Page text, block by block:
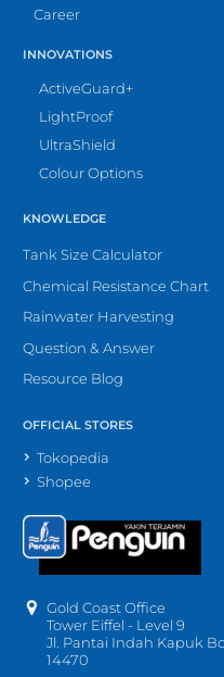
Career
INNOVATIONS
ActiveGuard+
LightProof
UltraShield
Colour Options
KNOWLEDGE
Tank Size Calculator
Chemical Resistance Chart
Rainwater Harvesting
Question & Answer
Resource Blog
OFFICIAL STORES
Tokopedia
Shopee
Gold Coast Office
Tower Eiffel - Level 9
Jl. Pantai Indah Kapuk
14470